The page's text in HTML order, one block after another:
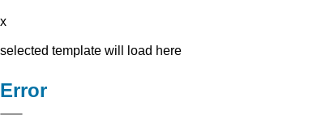
x
selected template will load here
Error